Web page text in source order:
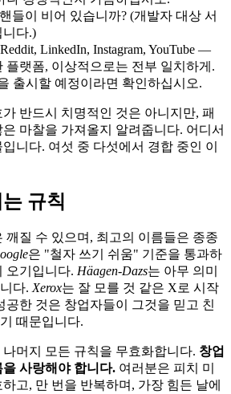
들이 비어 있습니까? (개발자 대상 서
니다.)
LinkedIn, Instagram, YouTube —
플랫폼, 이상적으로는 전부 일치하게.
출시할 예정이라면 확인하십시오.
반드시 치명적인 것은 아니지만, 패
마찰을 가져올지 알려줍니다. 어디서
니다. 여섯 중 다섯에서 경합 중인 이
규칙
깨질 수 있으며, 최고의 이름들은 종종
은 "철자 쓰기 쉬움" 기준을 통과하
오기입니다. Häagen-Dazs는 아무 의미
다.Xerox는 잘 모를 것 같은 X로 시작
공한 것은 창업자들이 그것을 믿고 친
때문입니다.
머지 모든 규칙을 무효화합니다. 창업
사랑해야 합니다. 여러분은 피치 미
고, 만 번을 반복하며, 가장 힘든 날에